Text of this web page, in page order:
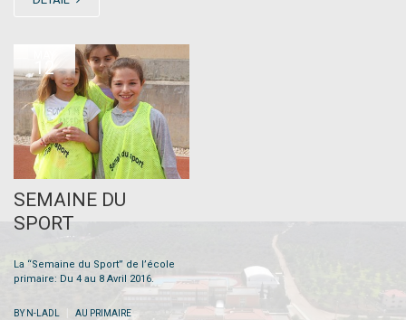
12
SEMAINE DU
SPORT
La “Semaine du Sport” de l’école
primaire: Du 4 au 8 Avril 2016.
BY N-LADL AU PRIMAIRE